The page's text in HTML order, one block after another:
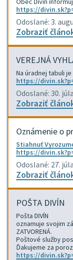
https://
Odoslané: 3.
Zobraziť
VEREJNÁ
Na úradnej tabuli
https://
Odoslané: 30.
Zobraziť
Oznámenie o
Stiahnuť
https://
Odoslané: 27.
Zobraziť
POŠTA DIVÍN
Pošta DIVÍN
oznamuje svojim
ZATVORENÁ.
Poštové služby
Ďakujeme za
https://